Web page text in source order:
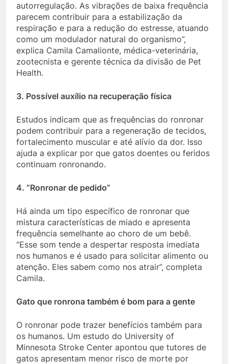
autorregulação. As vibrações de baixa frequência
parecem contribuir para a estabilização da
respiração e para a redução do estresse, atuando
como um modulador natural do organismo”,
explica Camila Camalionte, médica-veterinária,
zootecnista e gerente técnica da divisão de Pet
Health.
3. Possível auxílio na recuperação física
Estudos indicam que as frequências do ronronar
podem contribuir para a regeneração de tecidos,
fortalecimento muscular e até alívio da dor. Isso
ajuda a explicar por que gatos doentes ou feridos
continuam ronronando.
4. “Ronronar de pedido”
Há ainda um tipo específico de ronronar que
mistura características de miado e apresenta
frequência semelhante ao choro de um bebê.
“Esse som tende a despertar resposta imediata
nos humanos e é usado para solicitar alimento ou
atenção. Eles sabem como nos atrair”, completa
Camila.
Gato que ronrona também é bom para a gente
O ronronar pode trazer benefícios também para
os humanos. Um estudo do University of
Minnesota Stroke Center apontou que tutores de
gatos apresentam menor risco de morte por